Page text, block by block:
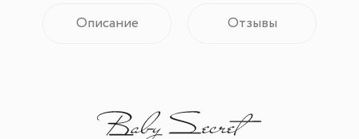
Описание Отзывы